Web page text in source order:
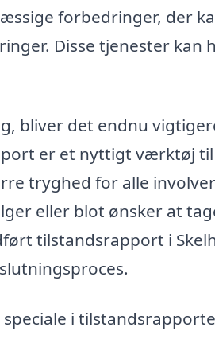
forbedringer, der
Disse tjenester kan
bliver det endnu
er et nyttigt værktøj
tryghed for alle
eller blot ønsker at
tilstandsrapport i
i